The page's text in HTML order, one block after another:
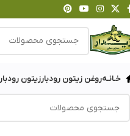
خـانـهروغن زیتون رودبارزیتون رودبار